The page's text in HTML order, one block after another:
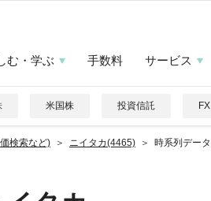
む・学ぶ 手数料 サービス
米国株 投資信託 FX
検索など) ニイタカ(4465) 時系列データ